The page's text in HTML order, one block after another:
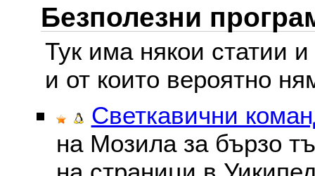
Безполезни
Тук има някои статии
и от които вероятно
Светкавични
на Мозила за бързо